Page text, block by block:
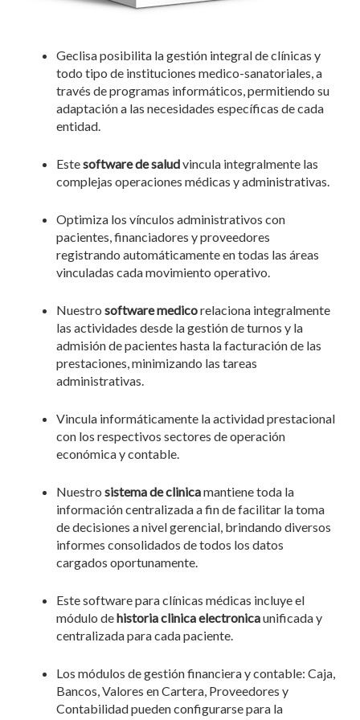
Geclisa posibilita la gestión integral de clínicas y
todo tipo de instituciones medico-sanatoriales, a
través de programas informáticos, permitiendo su
adaptación a las necesidades específicas de cada
entidad.
Estesoftware de saludvincula integralmente las
complejas operaciones médicas y administrativas.
Optimiza los vínculos administrativos con
pacientes, financiadores y proveedores
registrando automáticamente en todas las áreas
vinculadas cada movimiento operativo.
Nuestro software medicorelaciona integralmente
las actividades desde la gestión de turnos y la
admisión de pacientes hasta la facturación de las
prestaciones, minimizando las tareas
administrativas.
Vincula informáticamente la actividad prestacional
con los respectivos sectores de operación
económica y contable.
Nuestro sistema de clinicamantiene toda la
información centralizada a fin de facilitar la toma
de decisiones a nivel gerencial, brindando diversos
informes consolidados de todos los datos
cargados oportunamente.
Este software para clínicas médicas incluye el
módulo dehistoria clinica electronicaunificada y
centralizada para cada paciente.
Los módulos de gestión financiera y contable: Caja,
Bancos, Valores en Cartera, Proveedores y
Contabilidad pueden configurarse para la